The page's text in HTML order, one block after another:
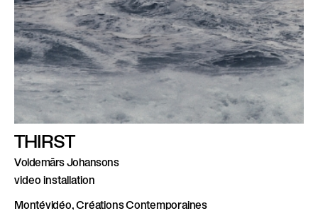
THIRST
Voldemārs Johansons
video installation
Montévidéo, Créations Contemporaines